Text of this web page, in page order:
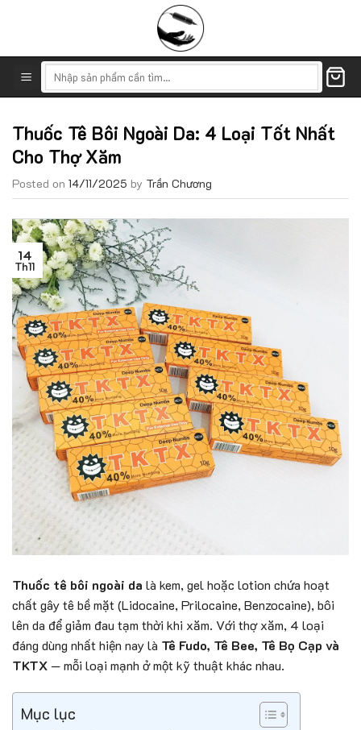
kiếm:
Thuốc Tê Bôi Ngoài Da: 4 Loại Tốt Nhất
Cho Thợ Xăm
Posted on 14/11/2025 by Trần Chương
14
Th11
Thuốc tê bôi ngoài da là kem, gel hoặc lotion chứa hoạt
chất gây tê bề mặt (Lidocaine, Prilocaine, Benzocaine), bôi
lên da để giảm đau tạm thời khi xăm. Với thợ xăm, 4 loại
đáng dùng nhất hiện nay là Tê Fudo, Tê Bee, Tê Bọ Cạp và
TKTX— mỗi loại mạnh ở một kỹ thuật khác nhau.
Mục lục